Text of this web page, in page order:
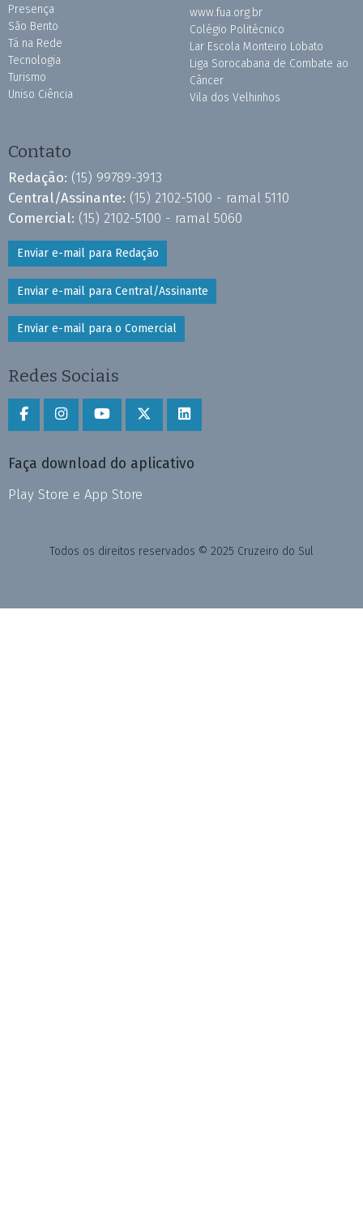
Presença
São Bento
Tá na Rede
Tecnologia
Turismo
Uniso Ciência
www.fua.org.br
Colégio Politécnico
Lar Escola Monteiro Lobato
Liga Sorocabana de Combate ao
Câncer
Vila dos Velhinhos
Contato
Redação: (15) 99789-3913
Central/Assinante: (15) 2102-5100 - ramal 5110
Comercial: (15) 2102-5100 - ramal 5060
Enviar e-mail para Redação
Enviar e-mail para Central/Assinante
Enviar e-mail para o Comercial
Redes Sociais
Faça download do aplicativo
Play Store e App Store
Todos os direitos reservados © 2025 Cruzeiro do Sul